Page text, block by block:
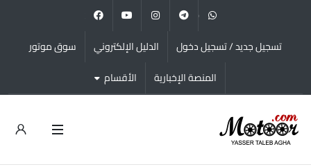
whatsapp
telegram
instagram
youtube
تسجيل جديد / تسجيل دخول
الدليل الإلكتروني
سوق موتور
المنصة الإخبارية
الأقسام